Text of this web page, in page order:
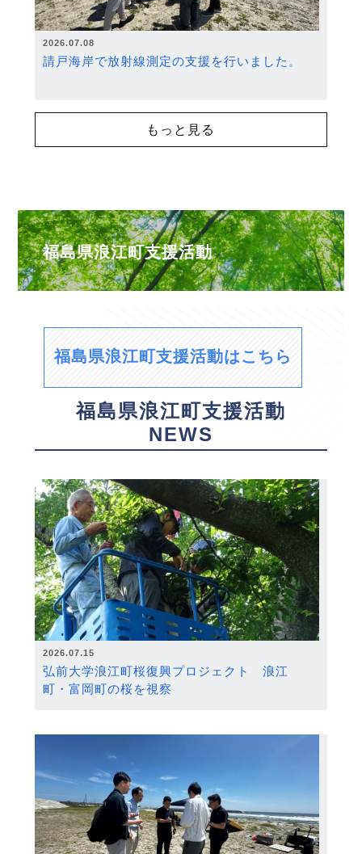
2026.07.08
請戸海岸で放射線測定の支援を行いました。
もっと見る
福島県浪江町支援活動
福島県浪江町支援活動はこちら
福島県浪江町支援活動
NEWS
2026.07.15
弘前大学浪江町桜復興プロジェクト 浪江
町・富岡町の桜を視察